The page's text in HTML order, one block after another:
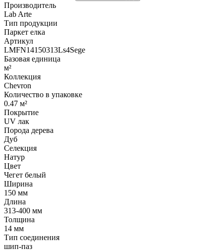
Производитель
Lab Arte
Тип продукции
Паркет елка
Артикул
LMFN14150313Ls4Sege
Базовая единица
м²
Коллекция
Chevron
Количество в упаковке
0.47 м²
Покрытие
UV лак
Порода дерева
Дуб
Селекция
Натур
Цвет
Чегет белый
Ширина
150 мм
Длина
313-400 мм
Толщина
14 мм
Тип соединения
шип-паз